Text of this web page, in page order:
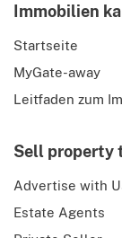
Immobilien
Startseite
MyGate-away
Leitfaden zum
Sell property
Advertise with
Estate Agents